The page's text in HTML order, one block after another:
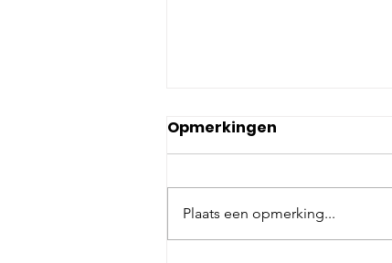
Opmerkingen
Plaats een opmerking...